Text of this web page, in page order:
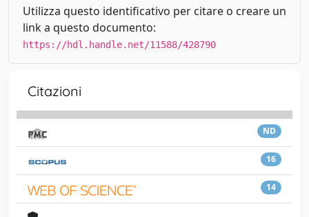
Utilizza questo identificativo per citare o creare un
link a questo documento:
https://hdl.handle.net/11588/428790
Citazioni
ND
16
14